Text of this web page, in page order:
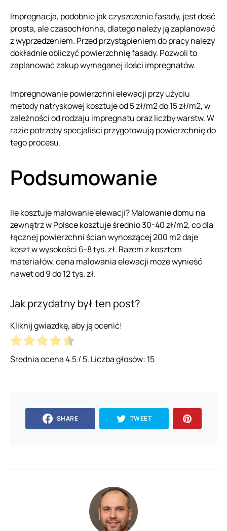
Impregnacja, podobnie jak czyszczenie fasady, jest dość
prosta, ale czasochłonna, dlatego należy ją zaplanować
z wyprzedzeniem. Przed przystąpieniem do pracy należy
dokładnie obliczyć powierzchnię fasady. Pozwoli to
zaplanować zakup wymaganej ilości impregnatów.
Impregnowanie powierzchni elewacji przy użyciu
metody natryskowej kosztuje od 5 zł/m2 do 15 zł/m2, w
zależności od rodzaju impregnatu oraz liczby warstw. W
razie potrzeby specjaliści przygotowują powierzchnię do
tego procesu.
Podsumowanie
Ile kosztuje malowanie elewacji? Malowanie domu na
zewnątrz w Polsce kosztuje średnio 30-40 zł/m2, co dla
łącznej powierzchni ścian wynoszącej 200 m2 daje
koszt w wysokości 6-8 tys. zł. Razem z kosztem
materiałów, cena malowania elewacji może wynieść
nawet od 9 do 12 tys. zł.
Jak przydatny był ten post?
Kliknij gwiazdkę, aby ją ocenić!
Średnia ocena4.5/ 5. Liczba głosów: 15
SHARE TWEET